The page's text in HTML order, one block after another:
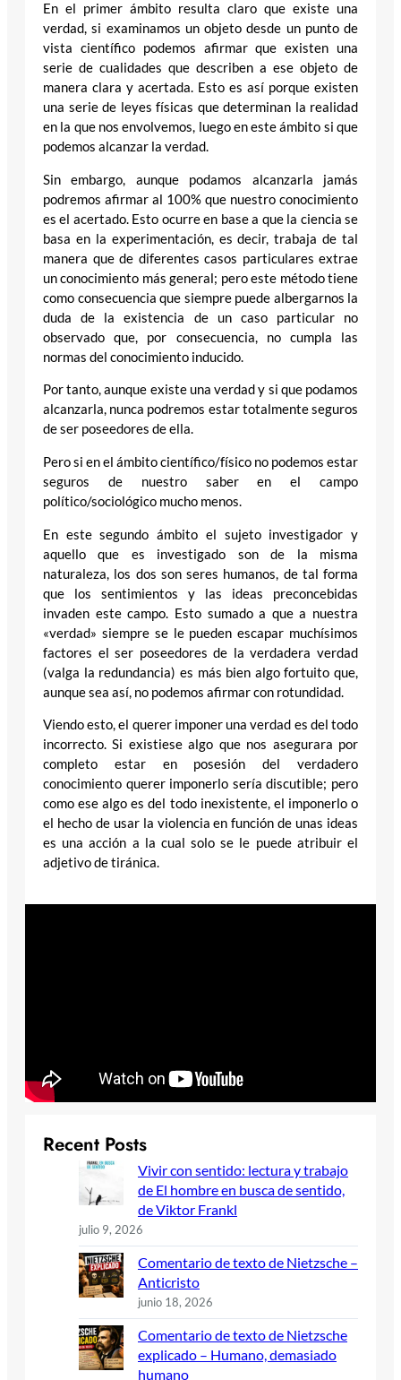
En el primer ámbito resulta claro que existe una
verdad, si examinamos un objeto desde un punto de
vista científico podemos afirmar que existen una
serie de cualidades que describen a ese objeto de
manera clara y acertada. Esto es así porque existen
una serie de leyes físicas que determinan la realidad
en la que nos envolvemos, luego en este ámbito si que
podemos alcanzar la verdad.
Sin embargo, aunque podamos alcanzarla jamás
podremos afirmar al 100% que nuestro conocimiento
es el acertado. Esto ocurre en base a que la ciencia se
basa en la experimentación, es decir, trabaja de tal
manera que de diferentes casos particulares extrae
un conocimiento más general; pero este método tiene
como consecuencia que siempre puede albergarnos la
duda de la existencia de un caso particular no
observado que, por consecuencia, no cumpla las
normas del conocimiento inducido.
Por tanto, aunque existe una verdad y si que podamos
alcanzarla, nunca podremos estar totalmente seguros
de ser poseedores de ella.
Pero si en el ámbito científico/físico no podemos estar
seguros de nuestro saber en el campo
político/sociológico mucho menos.
En este segundo ámbito el sujeto investigador y
aquello que es investigado son de la misma
naturaleza, los dos son seres humanos, de tal forma
que los sentimientos y las ideas preconcebidas
invaden este campo. Esto sumado a que a nuestra
«verdad» siempre se le pueden escapar muchísimos
factores el ser poseedores de la verdadera verdad
(valga la redundancia) es más bien algo fortuito que,
aunque sea así, no podemos afirmar con rotundidad.
Viendo esto, el querer imponer una verdad es del todo
incorrecto. Si existiese algo que nos asegurara por
completo estar en posesión del verdadero
conocimiento querer imponerlo sería discutible; pero
como ese algo es del todo inexistente, el imponerlo o
el hecho de usar la violencia en función de unas ideas
es una acción a la cual solo se le puede atribuir el
adjetivo de tiránica.
Recent Posts
Vivir con sentido: lectura y trabajo
de El hombre en busca de sentido,
de Viktor Frankl
julio 9, 2026
Comentario de texto de Nietzsche –
Anticristo
junio 18, 2026
Comentario de texto de Nietzsche
explicado – Humano, demasiado
humano